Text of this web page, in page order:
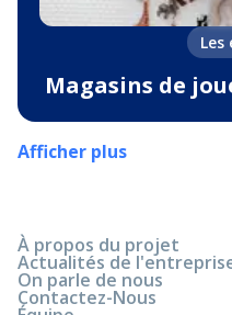
Magasins de
Afficher plus
À propos du projet
Actualités de
On parle de nous
Contactez-Nous